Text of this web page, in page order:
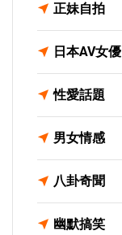
正妹自拍
日本AV女優
性愛話題
男女情感
八卦奇聞
幽默搞笑